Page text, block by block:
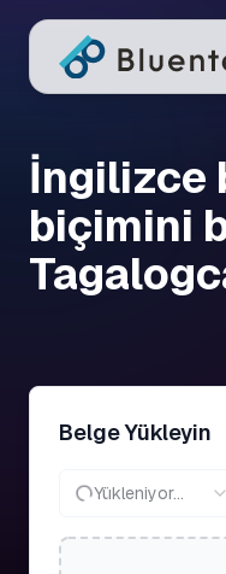
İngilizce
biçimini
Belge Yükleyin
Yükleniyor...